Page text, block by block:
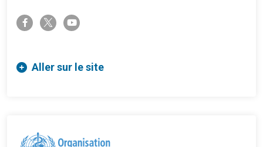
facebook-ftwitter-xyoutube
Aller sur le site